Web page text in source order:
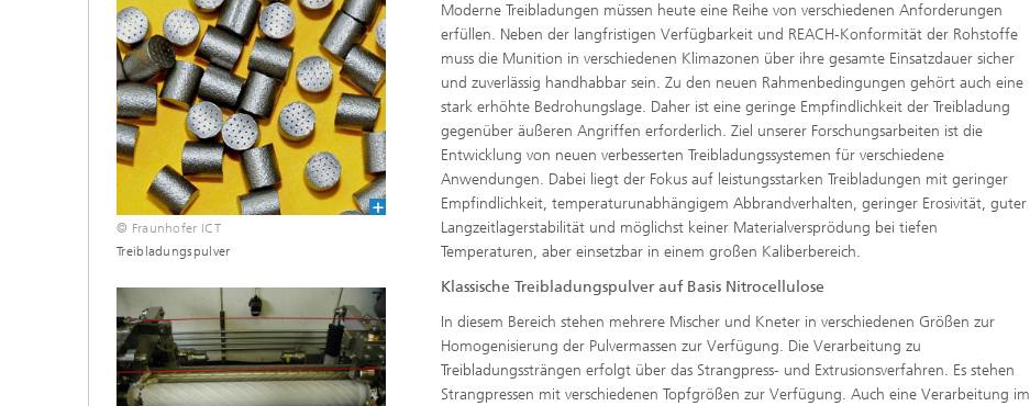
© Fraunhofer ICT
Treibladungspulver
Moderne Treibladungen müssen heute eine Reihe von verschiedenen Anforderungen
erfüllen. Neben der langfristigen Verfügbarkeit und REACH-Konformität der Rohstoffe
muss die Munition in verschiedenen Klimazonen über ihre gesamte Einsatzdauer sicher
und zuverlässig handhabbar sein. Zu den neuen Rahmenbedingungen gehört auch eine
stark erhöhte Bedrohungslage. Daher ist eine geringe Empfindlichkeit der Treibladung
gegenüber äußeren Angriffen erforderlich. Ziel unserer Forschungsarbeiten ist die
Entwicklung von neuen verbesserten Treibladungssystemen für verschiedene
Anwendungen. Dabei liegt der Fokus auf leistungsstarken Treibladungen mit geringer
Empfindlichkeit, temperaturunabhängigem Abbrandverhalten, geringer Erosivität, guter
Langzeitlagerstabilität und möglichst keiner Materialversprödung bei tiefen
Temperaturen, aber einsetzbar in einem großen Kaliberbereich.
Klassische Treibladungspulver auf Basis Nitrocellulose
In diesem Bereich stehen mehrere Mischer und Kneter in verschiedenen Größen zur
Homogenisierung der Pulvermassen zur Verfügung. Die Verarbeitung zu
Treibladungssträngen erfolgt über das Strangpress- und Extrusionsverfahren. Es stehen
Strangpressen mit verschiedenen Topfgrößen zur Verfügung. Auch eine Verarbeitung im